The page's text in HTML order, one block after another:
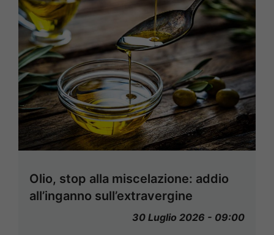
Olio, stop alla miscelazione: addio
all’inganno sull’extravergine
30 Luglio 2026 - 09:00